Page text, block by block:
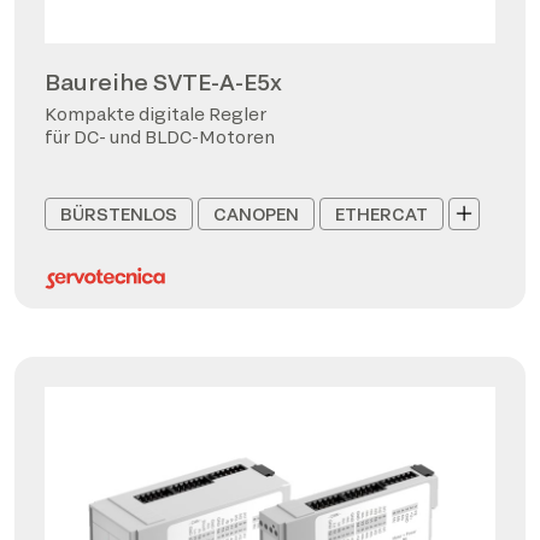
Baureihe SVTE-A-E5x
Kompakte digitale Regler
für DC- und BLDC-Motoren
BÜRSTENLOS CANOPEN ETHERCAT